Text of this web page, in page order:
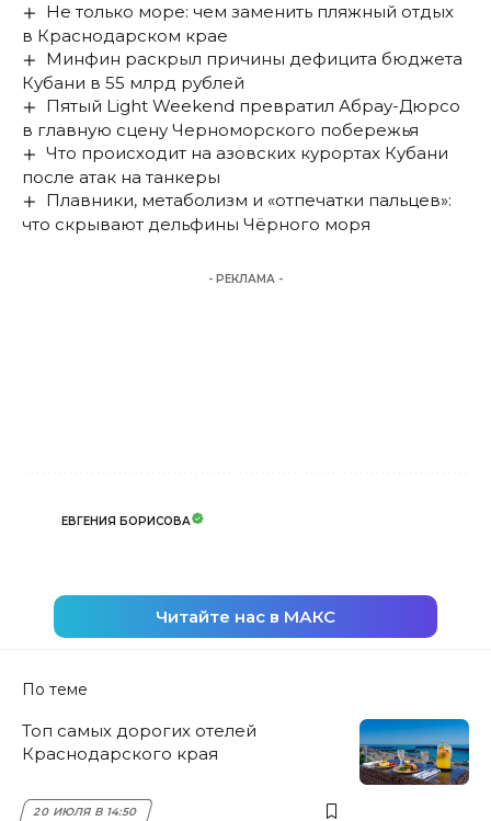
Не только море: чем заменить пляжный отдых
в Краснодарском крае
Минфин раскрыл причины дефицита бюджета
Кубани в 55 млрд рублей
Пятый Light Weekend превратил Абрау-Дюрсо
в главную сцену Черноморского побережья
Что происходит на азовских курортах Кубани
после атак на танкеры
Плавники, метаболизм и «отпечатки пальцев»:
что скрывают дельфины Чёрного моря
- РЕКЛАМА -
ЕВГЕНИЯ БОРИСОВА
Читайте нас в МАКС
По теме
Топ самых дорогих отелей
Краснодарского края
20 ИЮЛЯ В 14:50